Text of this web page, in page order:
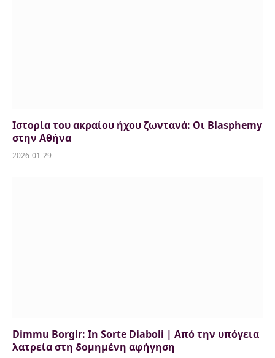
Ιστορία του ακραίου ήχου ζωντανά: Οι Blasphemy
στην Αθήνα
2026-01-29
Dimmu Borgir: In Sorte Diaboli | Από την υπόγεια
λατρεία στη δομημένη αφήγηση